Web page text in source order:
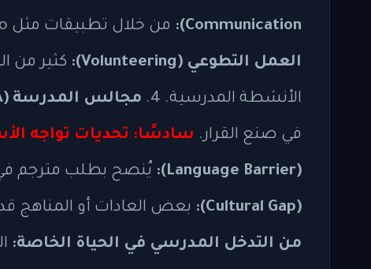
Communication): من خلال تطبيقات مثل ClassDojo أو Remind أو عبر البريد الإلكتروني. 3.
العمل التطوعي (Volunteering): كثير من
الأنشطة المدرسية. 4. مجالس المدرسة (School Councils/PTA):
في صنع القرار. سادسًا: تحديات تواجه
(Language Barrier): يُنصح بطلب مترجم في
(Cultural Gap): بعض العادات أو المناهج قد
من التدخل المدرسي في الحياة الخاصة: